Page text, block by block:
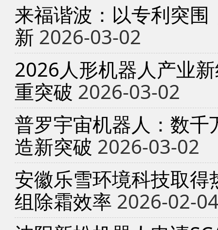
来福谐波：以专利突
新 2026-03-02
2026人形机器人产业
重突破 2026-03-02
普罗宇宙机器人：数
造新突破 2026-03-02
安徽乐雪环境科技取
组除霜效率 2026-02-